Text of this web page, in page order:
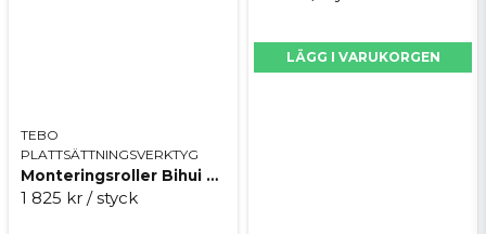
TEBO
PLATTSÄTTNINGSVERKTYG
Monteringsroller Bihui UMR330
1 825 kr / styck
LÄGG I VARUKORGEN